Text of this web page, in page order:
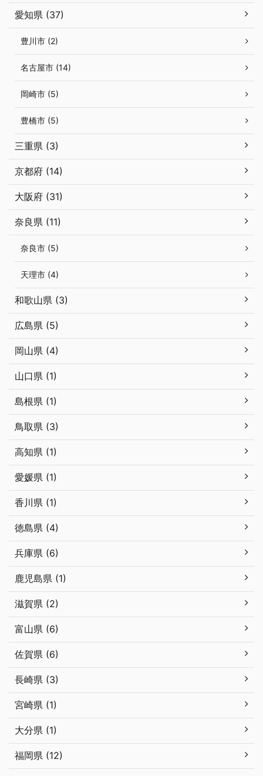
愛知県 (37)
豊川市 (2)
名古屋市 (14)
岡崎市 (5)
豊橋市 (5)
三重県 (3)
京都府 (14)
大阪府 (31)
奈良県 (11)
奈良市 (5)
天理市 (4)
和歌山県 (3)
広島県 (5)
岡山県 (4)
山口県 (1)
島根県 (1)
鳥取県 (3)
高知県 (1)
愛媛県 (1)
香川県 (1)
徳島県 (4)
兵庫県 (6)
鹿児島県 (1)
滋賀県 (2)
富山県 (6)
佐賀県 (6)
長崎県 (3)
宮崎県 (1)
大分県 (1)
福岡県 (12)